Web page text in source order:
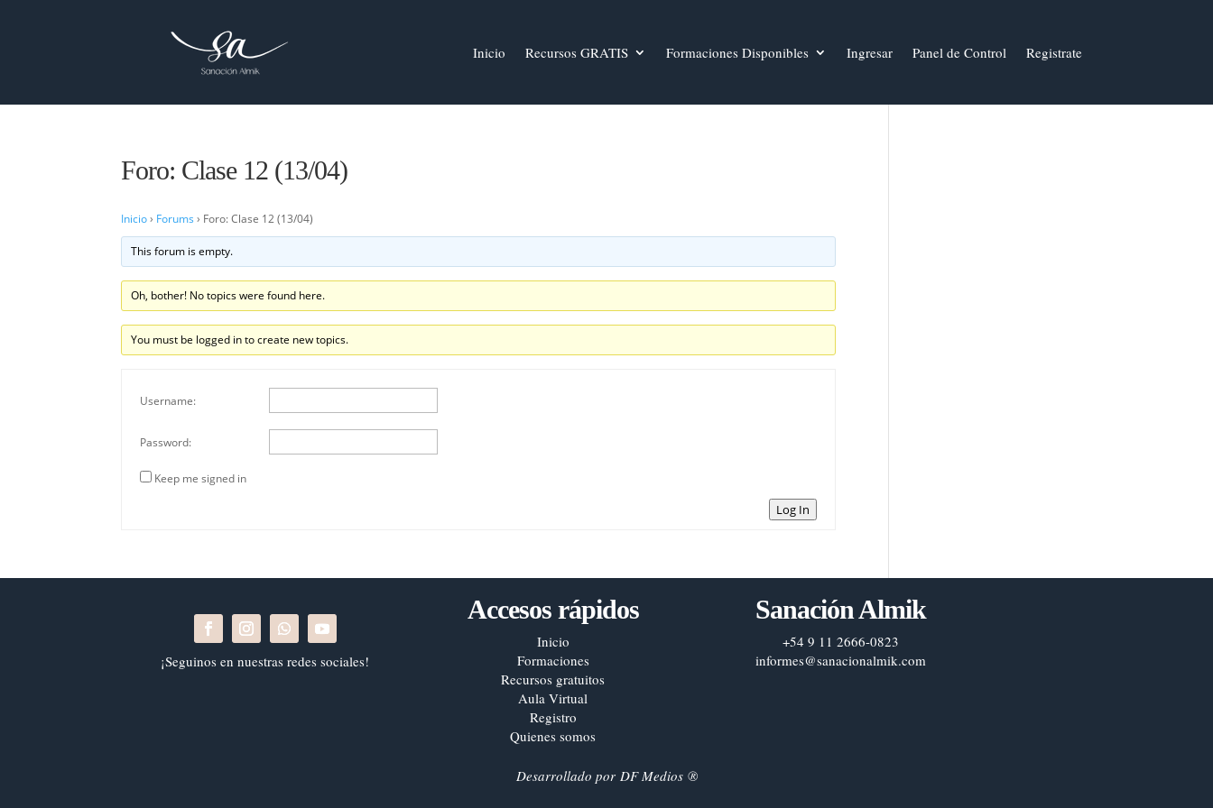
Inicio Recursos GRATIS Formaciones Disponibles Ingresar Panel de Control Registrate
Foro: Clase 12 (13/04)
Inicio › Forums › Foro: Clase 12 (13/04)
This forum is empty.
Oh, bother! No topics were found here.
You must be logged in to create new topics.
Username:
Password:
Keep me signed in
Log In
¡Seguinos en nuestras redes sociales!
Accesos rápidos
Inicio
Formaciones
Recursos gratuitos
Aula Virtual
Registro
Quienes somos
Sanación Almik
+54 9 11 2666-0823
informes@sanacionalmik.com
Desarrollado por DF Medios®